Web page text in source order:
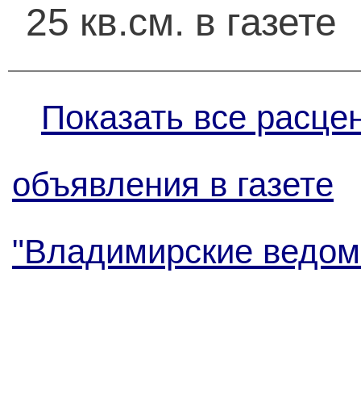
25 кв.см. в газете
Показать все
объявления в газете
"Владимирские